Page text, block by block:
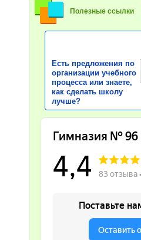
Полезные ссылки
Есть предложения по
организации учебного
процесса или знаете,
как сделать школу
лучше?